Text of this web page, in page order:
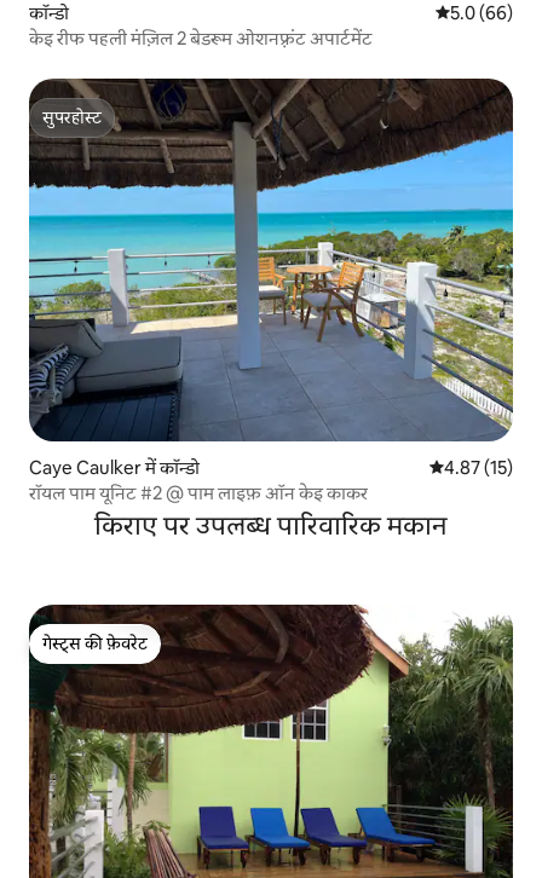
कॉन्डो औसत रेटिंग 5 में
5.0 (66)
केइ रीफ पहली मंज़िल 2 बेडरूम ओशनफ़्रंट अपार्टमेंट
सुपरहोस्ट
सुपरहोस्ट
Caye Caulker में कॉन्डो औसत रेटिंग 5 में
4.87 (15)
रॉयल पाम यूनिट #2 @ पाम लाइफ़ ऑन केइ काकर
किराए पर उपलब्ध पारिवारिक मकान
गेस्ट्स की फ़ेवरेट
गेस्ट्स की फ़ेवरेट